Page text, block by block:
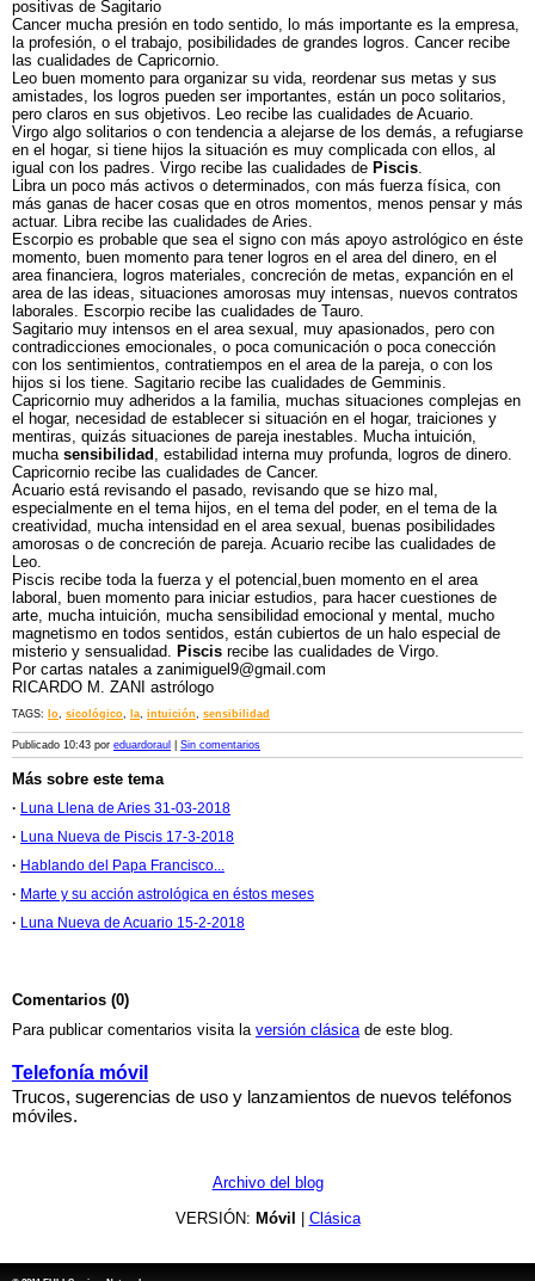
positivas de Sagitario
Cancer mucha presión en todo sentido, lo más importante es la empresa,
la profesión, o el trabajo, posibilidades de grandes logros. Cancer recibe
las cualidades de Capricornio.
Leo buen momento para organizar su vida, reordenar sus metas y sus
amistades, los logros pueden ser importantes, están un poco solitarios,
pero claros en sus objetivos. Leo recibe las cualidades de Acuario.
Virgo algo solitarios o con tendencia a alejarse de los demás, a refugiarse
en el hogar, si tiene hijos la situación es muy complicada con ellos, al
igual con los padres. Virgo recibe las cualidades de Piscis.
Libra un poco más activos o determinados, con más fuerza física, con
más ganas de hacer cosas que en otros momentos, menos pensar y más
actuar. Libra recibe las cualidades de Aries.
Escorpio es probable que sea el signo con más apoyo astrológico en éste
momento, buen momento para tener logros en el area del dinero, en el
area financiera, logros materiales, concreción de metas, expanción en el
area de las ideas, situaciones amorosas muy intensas, nuevos contratos
laborales. Escorpio recibe las cualidades de Tauro.
Sagitario muy intensos en el area sexual, muy apasionados, pero con
contradicciones emocionales, o poca comunicación o poca conección
con los sentimientos, contratiempos en el area de la pareja, o con los
hijos si los tiene. Sagitario recibe las cualidades de Gemminis.
Capricornio muy adheridos a la familia, muchas situaciones complejas en
el hogar, necesidad de establecer si situación en el hogar, traiciones y
mentiras, quizás situaciones de pareja inestables. Mucha intuición,
mucha sensibilidad , estabilidad interna muy profunda, logros de dinero.
Capricornio recibe las cualidades de Cancer.
Acuario está revisando el pasado, revisando que se hizo mal,
especialmente en el tema hijos, en el tema del poder, en el tema de la
creatividad, mucha intensidad en el area sexual, buenas posibilidades
amorosas o de concreción de pareja. Acuario recibe las cualidades de
Leo.
Piscis recibe toda la fuerza y el potencial,buen momento en el area
laboral, buen momento para iniciar estudios, para hacer cuestiones de
arte, mucha intuición, mucha sensibilidad emocional y mental, mucho
magnetismo en todos sentidos, están cubiertos de un halo especial de
misterio y sensualidad. Piscis recibe las cualidades de Virgo.
Por cartas natales a zanimiguel9@gmail.com
RICARDO M. ZANI astrólogo
TAGS: lo, sicológico, la, intuición, sensibilidad
Publicado 10:43 por eduardoraul Sin comentarios
Más sobre este tema
· Luna Llena de Aries 31-03-2018
· Luna Nueva de Piscis 17-3-2018
· Hablando del Papa Francisco...
· Marte y su acción astrológica en éstos meses
· Luna Nueva de Acuario 15-2-2018
Comentarios (0)
Para publicar comentarios visita la versión clásicade este blog.
Telefonía móvil
Trucos, sugerencias de uso y lanzamientos de nuevos teléfonos
móviles.
Archivo del blog
VERSIÓN: Móvil Clásica